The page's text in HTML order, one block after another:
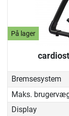
På lager
Bremsesystem
Maks.
Display